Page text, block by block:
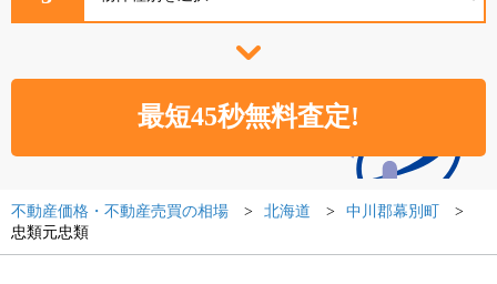
不動産価格・不動産売買の相場 北海道
中川郡幕別町
忠類元忠類